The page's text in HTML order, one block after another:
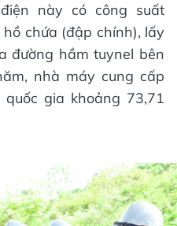
này có công suất
chứa (đập chính), lấy
đường hầm tuynel bên
nhà máy cung cấp
gia khoảng 73,71